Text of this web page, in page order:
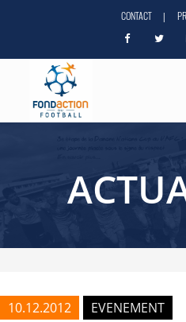
CONTACT |
10.12.2012 EVENEMENT